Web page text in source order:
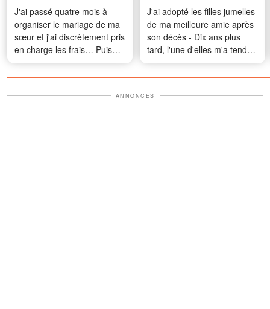
J'ai passé quatre mois à
organiser le mariage de ma
sœur et j'ai discrètement pris
en charge les frais… Puis
elle s'est emparée du micro
et m'a laissée sans voix
J'ai adopté les filles jumelles
de ma meilleure amie après
son décès - Dix ans plus
tard, l'une d'elles m'a tendu
un vieux téléphone en me
disant : « Maman m'a dit de
aujourd'hui. »
ANNONCES